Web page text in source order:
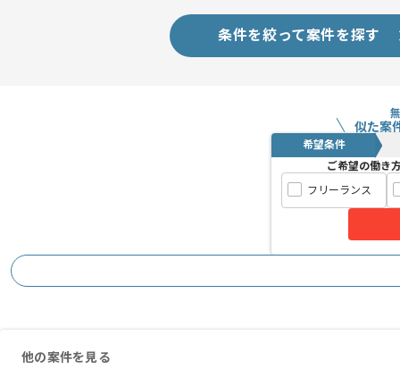
条件を絞って案件を探す
似た案
希望条件
ご希望の働き
フリーランス
他の案件を見る